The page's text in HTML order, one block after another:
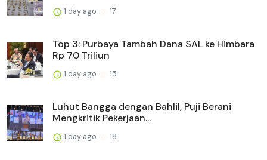
1 day ago 17
Top 3: Purbaya Tambah Dana SAL ke Himbara
Rp 70 Triliun
1 day ago 15
Luhut Bangga dengan Bahlil, Puji Berani
Mengkritik Pekerjaan...
1 day ago 18